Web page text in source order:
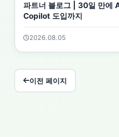
파트너 블로그 | 30일 만에
Copilot 도입까지
2026.08.05
이전 페이지